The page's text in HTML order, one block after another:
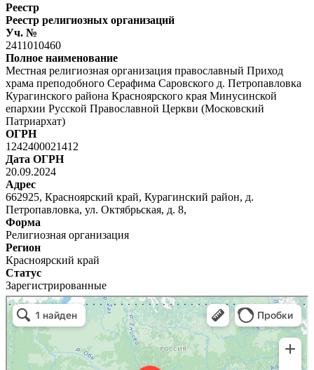
Реестр
Реестр религиозных организаций
Уч. №
2411010460
Полное наименование
Местная религиозная организация православный Приход
храма преподобного Серафима Саровского д. Петропавловка
Курагинского района Красноярского края Минусинской
епархии Русской Православной Церкви (Московский
Патриархат)
ОГРН
1242400021412
Дата ОГРН
20.09.2024
Адрес
662925, Красноярский край, Курагинский район, д.
Петропавловка, ул. Октябрьская, д. 8,
Форма
Религиозная организация
Регион
Красноярский край
Статус
Зарегистрированные